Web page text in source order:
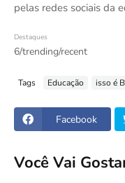
pelas redes sociais da
Destaques
6/trending/recent
Tags Educação isso é
Facebook
Você Vai